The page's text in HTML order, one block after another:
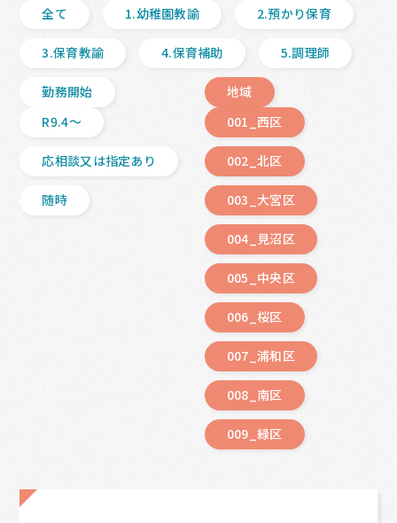
全て 1.幼稚園教諭 2.預かり保育
3.保育教諭 4.保育補助 5.調理師
勤務開始
R9.4〜
応相談又は指定あり
随時
地域
001_西区
002_北区
003_大宮区
004_見沼区
005_中央区
006_桜区
007_浦和区
008_南区
009_緑区